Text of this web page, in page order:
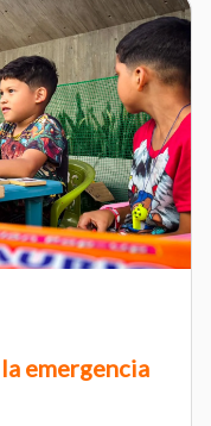
emergencia